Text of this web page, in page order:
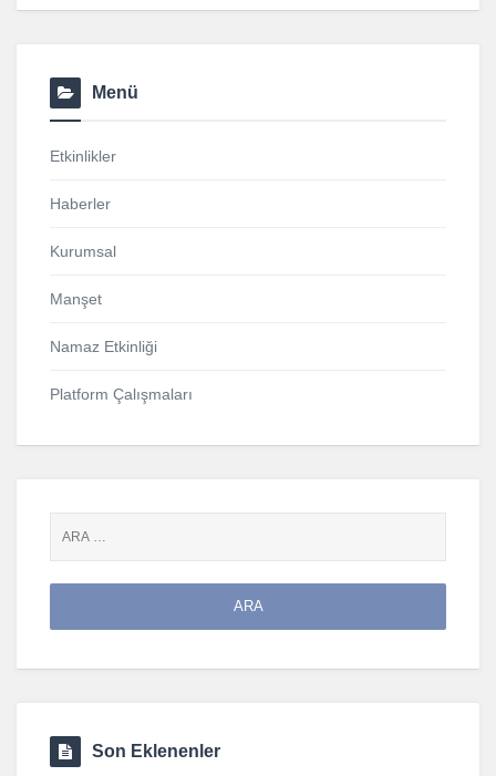
Menü
Etkinlikler
Haberler
Kurumsal
Manşet
Namaz Etkinliği
Platform Çalışmaları
Son Eklenenler